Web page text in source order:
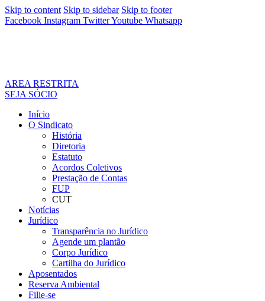
Skip to content Skip to sidebar Skip to footer
Facebook Instagram TwitterYoutube Whatsapp
AREA RESTRITA
SEJA SÓCIO
Início
O Sindicato
História
Diretoria
Estatuto
Acordos Coletivos
Prestação de Contas
FUP
CUT
Notícias
Jurídico
Transparência no Jurídico
Agende um plantão
Corpo Jurídico
Cartilha do Jurídico
Aposentados
Reserva Ambiental
Filie-se